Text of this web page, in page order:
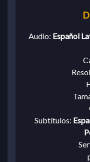
Audio: Español
Subtítulos: